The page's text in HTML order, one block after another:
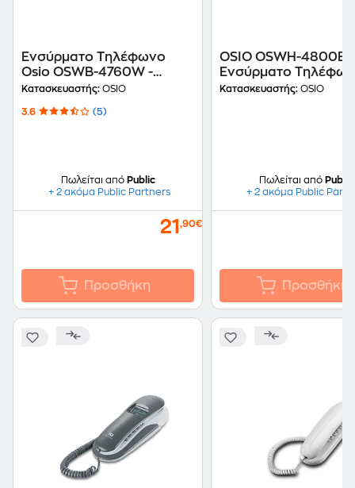
Ενσύρματο Τηλέφωνο
Osio OSWB-4760W -
Λευκό
Κατασκευαστής: OSIO
3.6 (5)
Πωλείται από Public
+ 2 ακόμα Public Partners
21 ,90€
Προσθήκη
OSIO OSWH-4800B
Ενσύρματο
Λευκό
Κατασκευαστής: OSIO
Πωλείται από Public
+ 2 ακόμα Public
Προσθήκη